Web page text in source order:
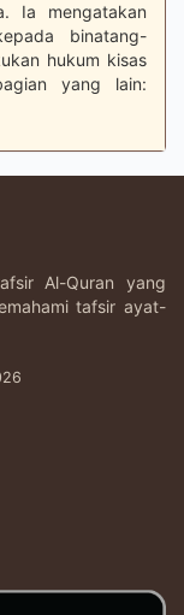
Ia mengatakan
binatang-
hukum kisas
yang lain:
Al-Quran yang
tafsir ayat-